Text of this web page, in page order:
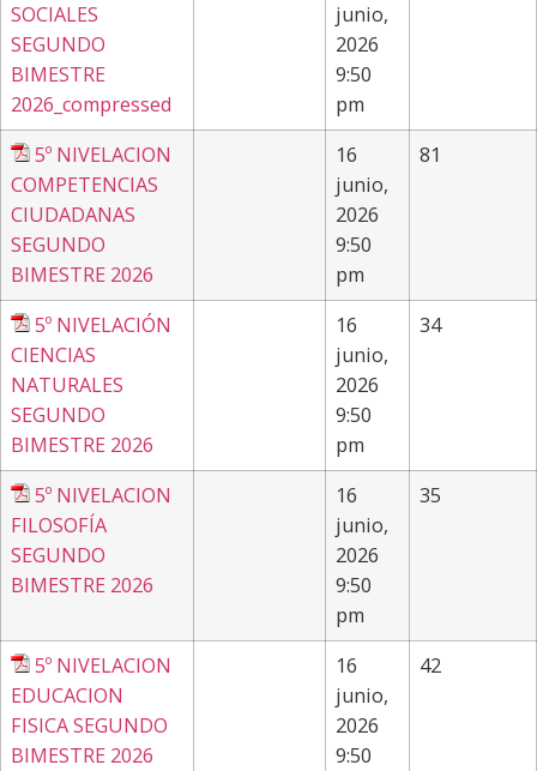
SOCIALES
SEGUNDO
BIMESTRE
2026_compressed
junio,
2026
9:50
pm
5º NIVELACION
COMPETENCIAS
CIUDADANAS
SEGUNDO
BIMESTRE 2026
16
junio,
2026
9:50
pm
81
5º NIVELACIÓN
CIENCIAS
NATURALES
SEGUNDO
BIMESTRE 2026
16
junio,
2026
9:50
pm
34
5º NIVELACION
FILOSOFÍA
SEGUNDO
BIMESTRE 2026
16
junio,
2026
9:50
pm
35
5º NIVELACION
EDUCACION
FISICA SEGUNDO
BIMESTRE 2026
16
junio,
2026
9:50
42